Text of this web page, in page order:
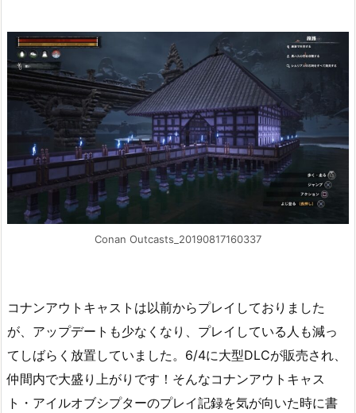
Conan Outcasts_20190817160337
コナンアウトキャストは以前からプレイしておりました
が、アップデートも少なくなり、プレイしている人も減っ
てしばらく放置していました。6/4に大型DLCが販売され、
仲間内で大盛り上がりです！そんなコナンアウトキャス
ト・アイルオブシプターのプレイ記録を気が向いた時に書